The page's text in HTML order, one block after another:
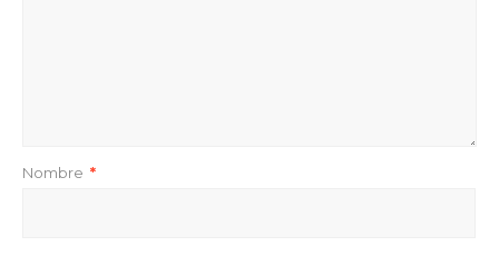
Nombre *